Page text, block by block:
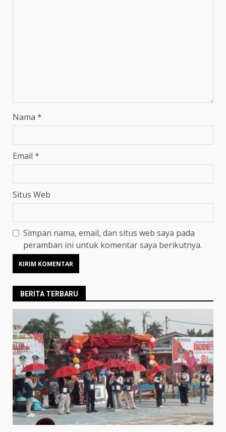
Nama *
Email *
Situs Web
Simpan nama, email, dan situs web saya pada
peramban ini untuk komentar saya berikutnya.
BERITA TERBARU